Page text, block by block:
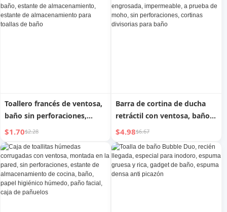
Limpieza y descalcificación,
fresco e inodoro
Bonito para Niños Vaso para
Estudiantes
Toallero francés de ventosa,
baño sin perforaciones,
barra para toallas de baño,
estante de almacenamiento,
estante de almacenamiento
para toallas de baño
$1.70$2.28
Barra de cortina de ducha
retráctil con ventosa, baño,
cortina de ducha engrosada,
impermeable, a prueba de
moho, sin perforaciones,
cortinas divisorias para baño
$4.98$6.67